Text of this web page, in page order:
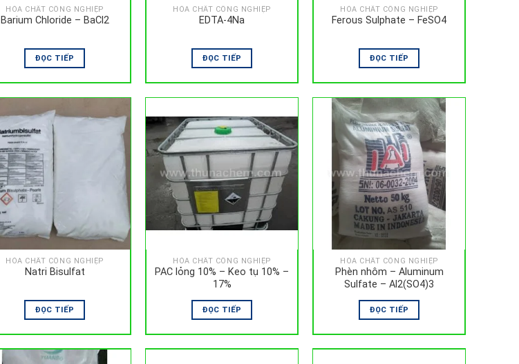
HÓA CHẤT CÔNG NGHIỆP
Barium Chloride – BaCl2
ĐỌC TIẾP
HÓA CHẤT CÔNG NGHIỆP
EDTA-4Na
ĐỌC TIẾP
HÓA CHẤT CÔNG NGHIỆP
Ferous Sulphate – FeSO4
ĐỌC TIẾP
HÓA CHẤT CÔNG NGHIỆP
Natri Bisulfat
ĐỌC TIẾP
HÓA CHẤT CÔNG NGHIỆP
PAC lỏng 10% – Keo tụ 10% –
17%
ĐỌC TIẾP
HÓA CHẤT CÔNG NGHIỆP
Phèn nhôm – Aluminum
Sulfate – Al2(SO4)3
ĐỌC TIẾP